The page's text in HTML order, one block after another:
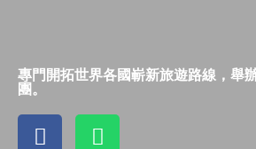
專門開拓世界各國嶄新旅遊路線，舉
團。